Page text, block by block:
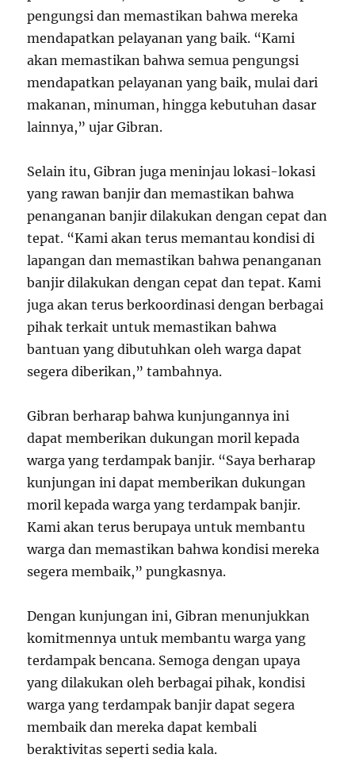
pengungsi dan memastikan bahwa mereka
mendapatkan pelayanan yang baik. “Kami
akan memastikan bahwa semua pengungsi
mendapatkan pelayanan yang baik, mulai dari
makanan, minuman, hingga kebutuhan dasar
lainnya,” ujar Gibran.
Selain itu, Gibran juga meninjau lokasi-lokasi
yang rawan banjir dan memastikan bahwa
penanganan banjir dilakukan dengan cepat dan
tepat. “Kami akan terus memantau kondisi di
lapangan dan memastikan bahwa penanganan
banjir dilakukan dengan cepat dan tepat. Kami
juga akan terus berkoordinasi dengan berbagai
pihak terkait untuk memastikan bahwa
bantuan yang dibutuhkan oleh warga dapat
segera diberikan,” tambahnya.
Gibran berharap bahwa kunjungannya ini
dapat memberikan dukungan moril kepada
warga yang terdampak banjir. “Saya berharap
kunjungan ini dapat memberikan dukungan
moril kepada warga yang terdampak banjir.
Kami akan terus berupaya untuk membantu
warga dan memastikan bahwa kondisi mereka
segera membaik,” pungkasnya.
Dengan kunjungan ini, Gibran menunjukkan
komitmennya untuk membantu warga yang
terdampak bencana. Semoga dengan upaya
yang dilakukan oleh berbagai pihak, kondisi
warga yang terdampak banjir dapat segera
membaik dan mereka dapat kembali
beraktivitas seperti sedia kala.